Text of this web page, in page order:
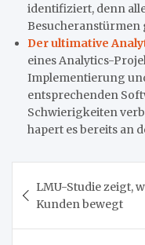
identifiziert, denn
Besucheranstürmen
Der ultimative
eines Analytics-
Implementierung
entsprechenden
Schwierigkeiten
hapert es bereits an
LMU-Studie zeigt,
Kunden bewegt